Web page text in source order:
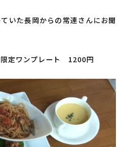
いた長岡からの常連さんにお聞
定ワンプレート　1200円